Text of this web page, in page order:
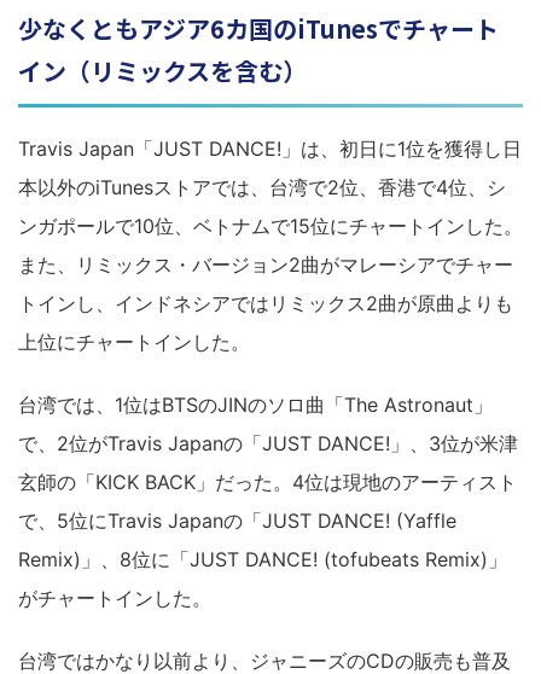
少なくともアジア6カ国のiTunesでチャート
イン（リミックスを含む）
Travis Japan「JUST DANCE!」は、初日に1位を獲得し日
本以外のiTunesストアでは、台湾で2位、香港で4位、シ
ンガポールで10位、ベトナムで15位にチャートインした。
また、リミックス・バージョン2曲がマレーシアでチャー
トインし、インドネシアではリミックス2曲が原曲よりも
上位にチャートインした。
台湾では、1位はBTSのJINのソロ曲「The Astronaut」
で、2位がTravis Japanの「JUST DANCE!」、3位が米津
玄師の「KICK BACK」だった。4位は現地のアーティスト
で、5位にTravis Japanの「JUST DANCE! (Yaffle
Remix)」、8位に「JUST DANCE! (tofubeats Remix)」
がチャートインした。
台湾ではかなり以前より、ジャニーズのCDの販売も普及